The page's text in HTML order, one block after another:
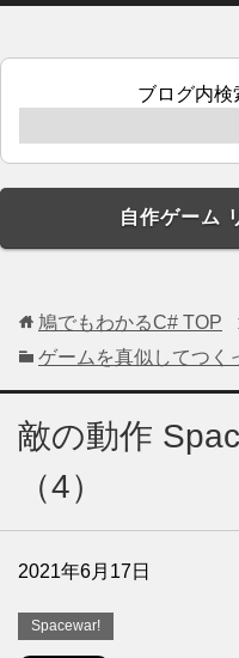
ブログ内検
自作ゲーム
鳩でもわかるC# TOP
ゲームを真似してつく
敵の動作
（4）
2021年6月17日
Spacewar!